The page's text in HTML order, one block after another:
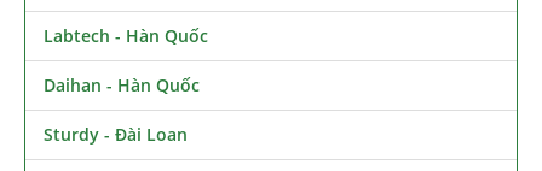
Labtech - Hàn Quốc
Daihan - Hàn Quốc
Sturdy - Đài Loan